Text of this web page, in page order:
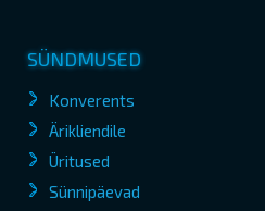
SÜNDMUSED
Konverents
Ärikliendile
Üritused
Sünnipäevad